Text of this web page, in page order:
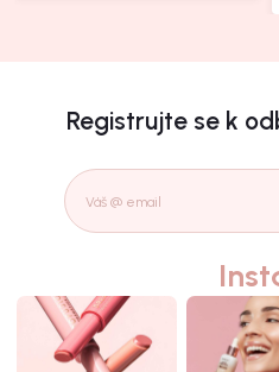
Registrujte se k